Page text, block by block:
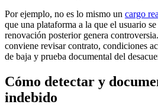
Por ejemplo, no es lo mismo un cargo
que una plataforma a la que el usuario
renovación posterior genera
conviene revisar contrato, condiciones
de baja y prueba documental del
Cómo detectar y
indebido